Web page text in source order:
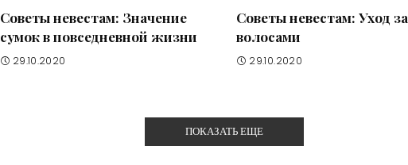
Советы невестам: Значение
сумок в повседневной жизни
29.10.2020
Советы невестам: Уход за
волосами
29.10.2020
ПОКАЗАТЬ ЕЩЕ